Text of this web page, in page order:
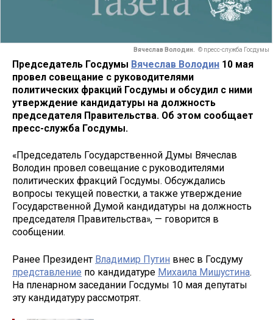
Вячеслав Володин. © пресс-служба Госдумы
Председатель Госдумы Вячеслав Володин 10 мая
провел совещание с руководителями
политических фракций Госдумы и обсудил с ними
утверждение кандидатуры на должность
председателя Правительства. Об этом сообщает
пресс-служба Госдумы.
«Председатель Государственной Думы Вячеслав
Володин провел совещание с руководителями
политических фракций Госдумы. Обсуждались
вопросы текущей повестки, а также утверждение
Государственной Думой кандидатуры на должность
председателя Правительства», — говорится в
сообщении.
Ранее Президент Владимир Путин внес в Госдуму
представление по кандидатуре Михаила Мишустина.
На пленарном заседании Госдумы 10 мая депутаты
эту кандидатуру рассмотрят.